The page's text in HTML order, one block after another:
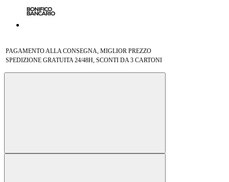
PAGAMENTO ALLA CONSEGNA, MIGLIOR PREZZO
SPEDIZIONE GRATUITA 24/48H, SCONTI DA 3 CARTONI